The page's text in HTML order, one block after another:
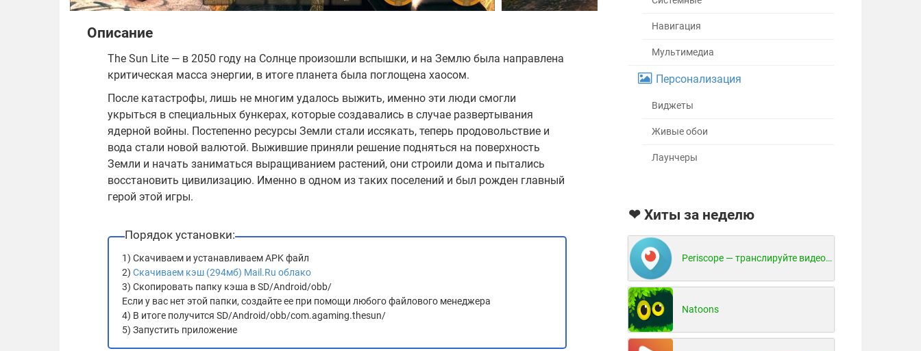
Описание
The Sun Lite — в 2050 году на Солнце произошли вспышки, и на Землю была направлена
критическая масса энергии, в итоге планета была поглощена хаосом.
После катастрофы, лишь не многим удалось выжить, именно эти люди смогли
укрыться в специальных бункерах, которые создавались в случае развертывания
ядерной войны. Постепенно ресурсы Земли стали иссякать, теперь продовольствие и
вода стали новой валютой. Выжившие приняли решение подняться на поверхность
Земли и начать заниматься выращиванием растений, они строили дома и пытались
восстановить цивилизацию. Именно в одном из таких поселений и был рожден главный
герой этой игры.
Порядок установки:
1) Скачиваем и устанавливаем APK файл
2) Скачиваем кэш (294мб) Mail.Ru облако
3) Скопировать папку кэша в SD/Android/obb/
Если у вас нет этой папки, создайте ее при помощи любого файлового менеджера
4) В итоге получится SD/Android/obb/com.agaming.thesun/
5) Запустить приложение
Навигация
Мультимедиа
Персонализация
Виджеты
Живые обои
Лаунчеры
❤ Хиты за неделю
Periscope — транслируйте видео в реальном времени!
Natoons